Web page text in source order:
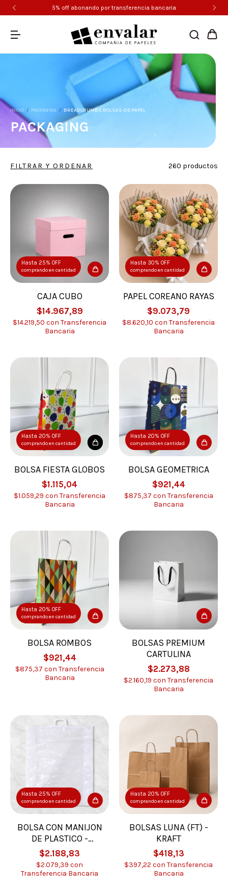
5% off abonando por transferencia bancaria
INICIO / PACKAGING / BREADCRUMBS.BOLSAS-DE-PAPEL
PACKAGING
FILTRAR Y ORDENAR 260 productos
Hasta 25% OFF
comprando en cantidad
CAJA CUBO
$14.967,89
$14.219,50 con Transferencia
Bancaria
Hasta 30% OFF
comprando en cantidad
PAPEL COREANO RAYAS
$9.073,79
$8.620,10 con Transferencia
Bancaria
Hasta 20% OFF
comprando en cantidad
BOLSA FIESTA GLOBOS
$1.115,04
$1.059,29 con Transferencia
Bancaria
Hasta 20% OFF
comprando en cantidad
BOLSA GEOMETRICA
$921,44
$875,37 con Transferencia
Bancaria
Hasta 20% OFF
comprando en cantidad
BOLSA ROMBOS
$921,44
$875,37 con Transferencia
Bancaria
BOLSAS PREMIUM
CARTULINA
$2.273,88
$2.160,19 con Transferencia
Bancaria
Hasta 25% OFF
comprando en cantidad
BOLSA CON MANIJON
DE PLASTICO -
ACOLCHADO -
CAMPERA
$2.188,83
$2.079,39 con
Transferencia Bancaria
Hasta 20% OFF
comprando en cantidad
BOLSAS LUNA (FT) -
KRAFT
$418,13
$397,22 con Transferencia
Bancaria